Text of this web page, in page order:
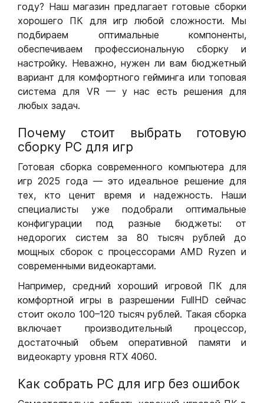
году? Наш магазин предлагает готовые сборки
хорошего ПК для игр любой сложности. Мы
подбираем оптимальные компоненты,
обеспечиваем профессиональную сборку и
настройку. Неважно, нужен ли вам бюджетный
вариант для комфортного гейминга или топовая
система для VR — у нас есть решения для
любых задач.
Почему стоит выбрать готовую
сборку РС для игр
Готовая сборка современного компьютера для
игр 2025 года — это идеальное решение для
тех, кто ценит время и надежность. Наши
специалисты уже подобрали оптимальные
конфигурации под разные бюджеты: от
недорогих систем за 80 тысяч рублей до
мощных сборок с процессорами AMD Ryzen и
современными видеокартами.
Например, средний хороший игровой ПК для
комфортной игры в разрешении FullHD сейчас
стоит около 100–120 тысяч рублей. Такая сборка
включает производительный процессор,
достаточный объем оперативной памяти и
видеокарту уровня RTX 4060.
Как собрать РС для игр без ошибок